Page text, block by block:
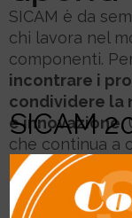
SICAM è da
chi lavora nel
componenti.
incontrare i
condividere la
e innovazione.
che continua a
attenzione alle
prodotti in
SICAM